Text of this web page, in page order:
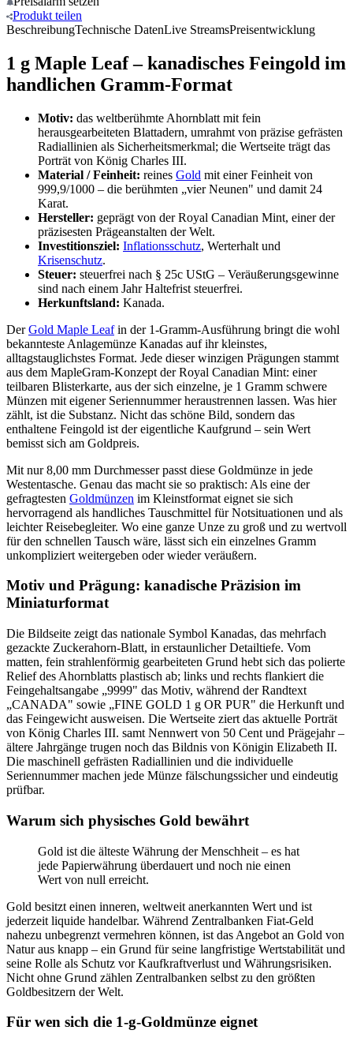
Produkt teilen
BeschreibungTechnische DatenLive StreamsPreisentwicklung
1 g Maple Leaf – kanadisches Feingold im
handlichen Gramm-Format
Motiv: das weltberühmte Ahornblatt mit fein
herausgearbeiteten Blattadern, umrahmt von präzise gefrästen
Radiallinien als Sicherheitsmerkmal; die Wertseite trägt das
Porträt von König Charles III.
Material / Feinheit: reines Gold mit einer Feinheit von
999,9/1000 – die berühmten „vier Neunen" und damit 24
Karat.
Hersteller: geprägt von der Royal Canadian Mint, einer der
präzisesten Prägeanstalten der Welt.
Investitionsziel: Inflationsschutz, Werterhalt und
Krisenschutz.
Steuer: steuerfrei nach § 25c UStG – Veräußerungsgewinne
sind nach einem Jahr Haltefrist steuerfrei.
Herkunftsland: Kanada.
DerGold Maple Leafin der 1-Gramm-Ausführung bringt die wohl
bekannteste Anlagemünze Kanadas auf ihr kleinstes,
alltagstauglichstes Format. Jede dieser winzigen Prägungen stammt
aus dem MapleGram-Konzept der Royal Canadian Mint: einer
teilbaren Blisterkarte, aus der sich einzelne, je 1 Gramm schwere
Münzen mit eigener Seriennummer heraustrennen lassen. Was hier
zählt, ist die Substanz. Nicht das schöne Bild, sondern das
enthaltene Feingold ist der eigentliche Kaufgrund – sein Wert
bemisst sich am Goldpreis.
Mit nur 8,00 mm Durchmesser passt diese Goldmünze in jede
Westentasche. Genau das macht sie so praktisch: Als eine der
gefragtesten Goldmünzen im Kleinstformat eignet sie sich
hervorragend als handliches Tauschmittel für Notsituationen und als
leichter Reisebegleiter. Wo eine ganze Unze zu groß und zu wertvoll
für den schnellen Tausch wäre, lässt sich ein einzelnes Gramm
unkompliziert weitergeben oder wieder veräußern.
Motiv und Prägung: kanadische Präzision im
Miniaturformat
Die Bildseite zeigt das nationale Symbol Kanadas, das mehrfach
gezackte Zuckerahorn-Blatt, in erstaunlicher Detailtiefe. Vom
matten, fein strahlenförmig gearbeiteten Grund hebt sich das polierte
Relief des Ahornblatts plastisch ab; links und rechts flankiert die
Feingehaltsangabe „9999" das Motiv, während der Randtext
„CANADA" sowie „FINE GOLD 1 g OR PUR" die Herkunft und
das Feingewicht ausweisen. Die Wertseite ziert das aktuelle Porträt
von König Charles III. samt Nennwert von 50 Cent und Prägejahr –
ältere Jahrgänge trugen noch das Bildnis von Königin Elizabeth II.
Die maschinell gefrästen Radiallinien und die individuelle
Seriennummer machen jede Münze fälschungssicher und eindeutig
prüfbar.
Warum sich physisches Gold bewährt
Gold ist die älteste Währung der Menschheit – es hat
jede Papierwährung überdauert und noch nie einen
Wert von null erreicht.
Gold besitzt einen inneren, weltweit anerkannten Wert und ist
jederzeit liquide handelbar. Während Zentralbanken Fiat-Geld
nahezu unbegrenzt vermehren können, ist das Angebot an Gold von
Natur aus knapp – ein Grund für seine langfristige Wertstabilität und
seine Rolle als Schutz vor Kaufkraftverlust und Währungsrisiken.
Nicht ohne Grund zählen Zentralbanken selbst zu den größten
Goldbesitzern der Welt.
Für wen sich die 1-g-Goldmünze eignet